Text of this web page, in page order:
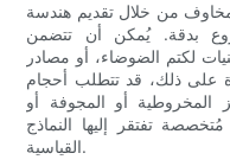
من خلال تقديم هندسة
بدقة. يُمكن أن تتضمن
لكتم الضوضاء، أو مصادر
على ذلك، قد تتطلب أحجام
المخروطية أو المجوفة أو
تفتقر إليها النماذج
القياسية.